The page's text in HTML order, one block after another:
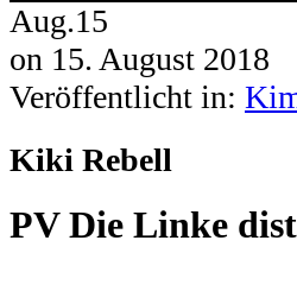
Aug.15
on 15. August 2018
Veröffentlicht in:
Kiki Rebell
PV Die Linke